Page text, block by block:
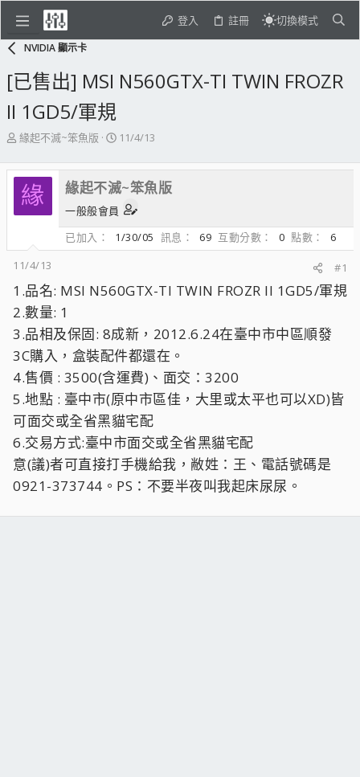
登入 註冊 切換模式
NVIDIA 顯示卡
[已售出] MSI N560GTX-TI TWIN FROZR
II 1GD5/軍規
主
發
起
人
緣起不滅~笨魚版
開
日
期
11/4/13
緣 緣起不滅~笨魚版
一般般會員
已加入
1/30/05 訊息 69 互動分數 0 點數
6
11/4/13
#1
1.品名: MSI N560GTX-TI TWIN FROZR II 1GD5/軍規
2.數量: 1
3.品相及保固: 8成新，2012.6.24在臺中市中區順發
3C購入，盒裝配件都還在。
4.售價 : 3500(含運費)、面交：3200
5.地點 : 臺中市(原中市區佳，大里或太平也可以XD)皆
可面交或全省黑貓宅配
6.交易方式:臺中市面交或全省黑貓宅配
意(議)者可直接打手機給我，敝姓：王、電話號碼是
0921-373744。PS：不要半夜叫我起床尿尿。